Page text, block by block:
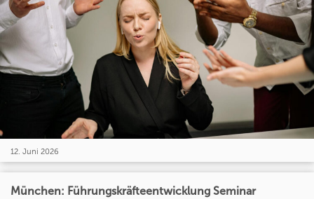
12. Juni 2026
München: Führungskräfteentwicklung Seminar